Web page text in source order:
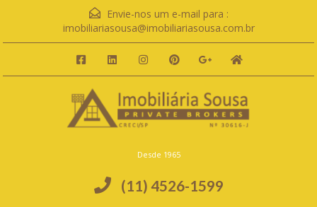
Envie-nos um e-mail para :
imobiliariasousa@imobiliariasousa.com.br
Desde 1965
(11) 4526-1599